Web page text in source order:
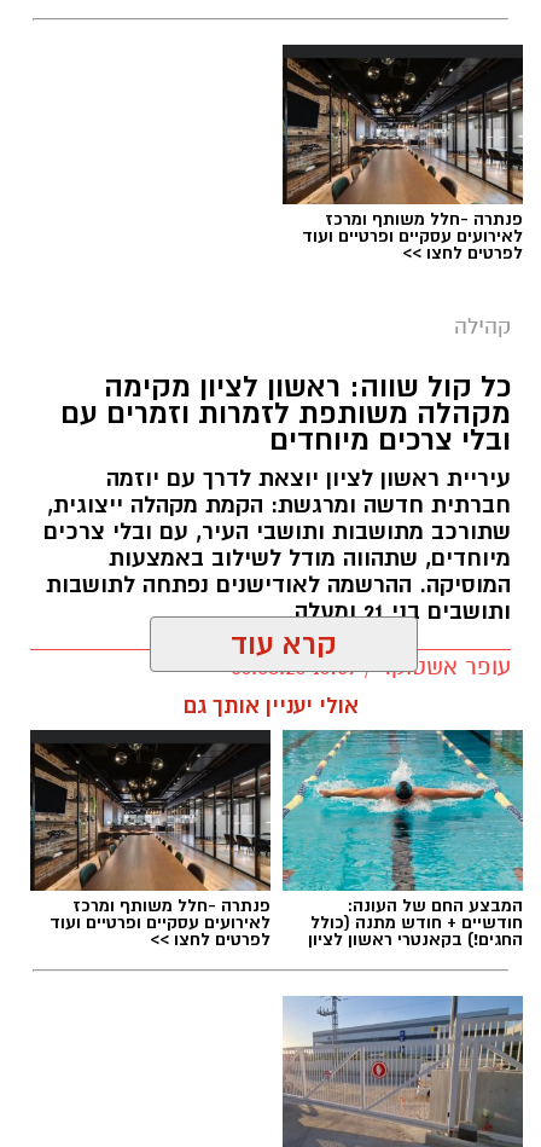
פנתרה -חלל משותף ומרכז
לאירועים עסקיים ופרטיים ועוד
לפרטים לחצו >>
קהילה
כל קול שווה: ראשון לציון מקימה
מקהלה משותפת לזמרות וזמרים עם
ובלי צרכים מיוחדים
עיריית ראשון לציון יוצאת לדרך עם יוזמה
חברתית חדשה ומרגשת: הקמת מקהלה ייצוגית,
שתורכב מתושבות ותושבי העיר, עם ובלי צרכים
מיוחדים, שתהווה מודל לשילוב באמצעות
המוסיקה. ההרשמה לאודישנים נפתחה לתושבות
ותושבים בני 21 ומעלה
עופר אשטוקר / 16:59 06.08.26
תגים: מקהלה חדשה בראשון לציון
קרא עוד
אולי יעניין אותך גם
המבצע החם של העונה:
חודשיים + חודש מתנה (כולל
החגים!) בקאנטרי ראשון לציון
פנתרה -חלל משותף ומרכז
לאירועים עסקיים ופרטיים ועוד
לפרטים לחצו >>